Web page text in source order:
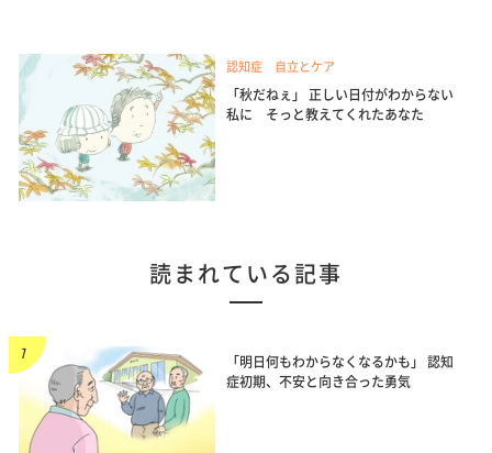
認知症 自立とケア
「秋だねぇ」 正しい日付がわからない
私に そっと教えてくれたあなた
読まれている記事
「明日何もわからなくなるかも」 認知
症初期、不安と向き合った勇気